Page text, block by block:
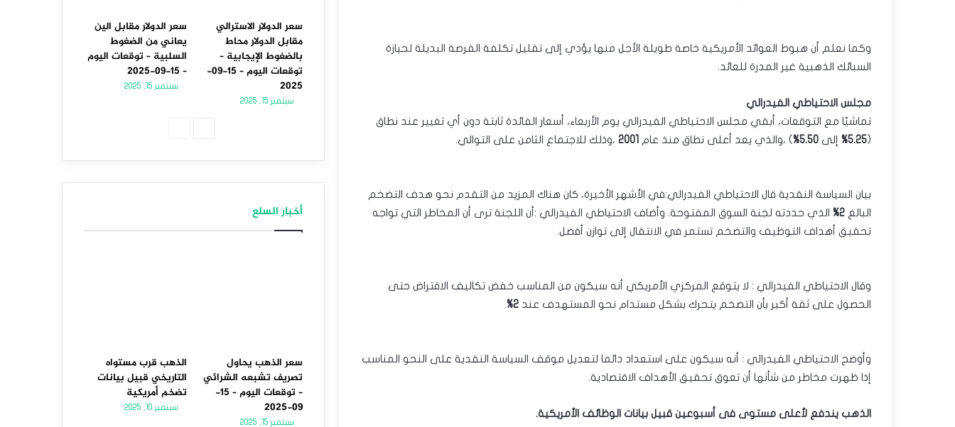
وكما نعلم أن هبوط العوائد الأمريكية خاصة طويلة الأجل منها يؤدي إلى تقليل تكلفة ‏الفرصة البديلة لحيازة
السبائك الذهبية غير المدرة للعائد.‏
مجلس الاحتياطي الفيدرالي ‏
تماشيًا مع التوقعات، أبقي مجلس الاحتياطي الفيدرالي يوم الأربعاء، أسعار الفائدة ‏ثابتة دون أي تغيير عند نطاق
(
5.25% إلى 5.50% ) ،والذي يعد أعلى نطاق منذ عام ‏‏ 2001 ،وذلك للاجتماع الثامن على التوالي.‏
بيان السياسة النقدية قال الاحتياطي الفيدرالي:في الأشهر الأخيرة، كان هناك المزيد ‏من التقدم نحو هدف التضخم
البالغ 2%
الذي حددته لجنة السوق المفتوحة. وأضاف ‏الاحتياطي الفيدرالي :أن اللجنة ترى أن المخاطر التي تواجه
تحقيق أهداف التوظيف ‏والتضخم تستمر في الانتقال إلى توازن أفضل.‏
وقال الاحتياطي الفيدرالي : لا يتوقع المركزي الأمريكي أنه سيكون من المناسب ‏خفض تكاليف الاقتراض حتى
الحصول على ثقة أكبر بأن التضخم يتحرك بشكل ‏مستدام نحو المستهدف عند 2%
.‏
وأوضح الاحتياطي الفيدرالي : أنه سيكون على استعداد دائما لتعديل موقف السياسة ‏النقدية على النحو المناسب
إذا ظهرت مخاطر من شأنها أن تعوق تحقيق الأهداف ‏الاقتصادية.‏
الذهب يندفع لأعلى مستوى فى أسبوعين قبيل بيانات الوظائف ‏الأمريكية.
سعر الدولار الاسترالي
مقابل الدولار محاط
بالضغوط الإيجابية –
توقعات اليوم – 15-09-
2025
سبتمبر 15, 2025
سعر الدولار مقابل الين
يعاني من الضغوط
السلبية – توقعات اليوم
– 15-09-2025
سبتمبر 15, 2025
أخبار السلع
سعر الذهب يحاول
تصريف تشبعه الشرائي
– توقعات اليوم – 15-
09-2025
سبتمبر 15, 2025
الذهب قرب مستواه
التاريخي قبيل بيانات
تضخم أمريكية
سبتمبر 10, 2025